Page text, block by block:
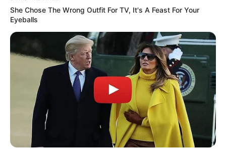
She Chose The Wrong Outfit For TV, It's A Feast For Your
Eyeballs